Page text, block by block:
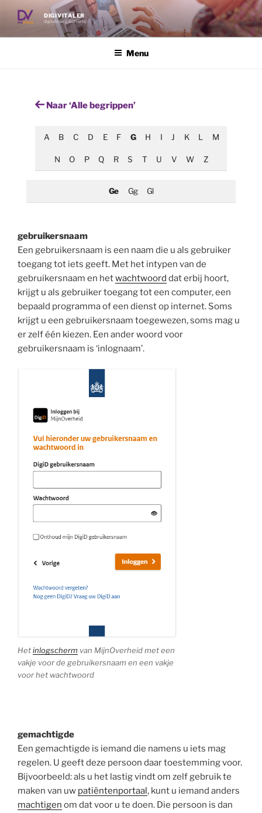
de
DIGIVITALER
digitale zorg dichterbij
Menu
Naar ‘Alle begrippen’
A B C D E F G H I J K L M
N O P Q R S T U V W Z
Ge Gg Gl
gebruikersnaam
Een gebruikersnaam is een naam die u als gebruiker
toegang tot iets geeft. Met het intypen van de
gebruikersnaam en hetwachtwoord dat erbij hoort,
krijgt u als gebruiker toegang tot een computer, een
bepaald programma of een dienst op internet. Soms
krijgt u een gebruikersnaam toegewezen, soms mag u
er zelf één kiezen. Een ander woord voor
gebruikersnaam is ‘inlognaam’.
Hetinlogscherm van MijnOverheid met een
vakje voor de gebruikersnaam en een vakje
voor het wachtwoord
gemachtigde
Een gemachtigde is iemand die namens u iets mag
regelen. U geeft deze persoon daar toestemming voor.
Bijvoorbeeld: als u het lastig vindt om zelf gebruik te
maken van uw patiëntenportaal, kunt u iemand anders
machtigen om dat voor u te doen. Die persoon is dan